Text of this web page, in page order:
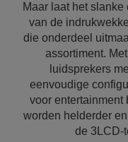
Maar laat het
van de
die onderdeel
assortiment.
luidsprekers
eenvoudige
voor entertainment
worden helderder
de 3LCD-